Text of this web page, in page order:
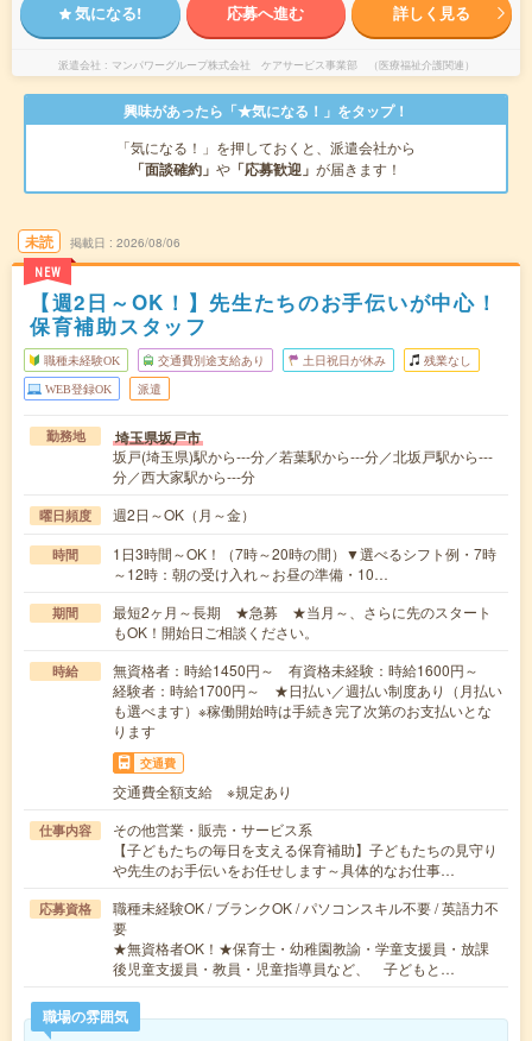
気になる! 応募へ進む 詳しく見る
派遣会社 マンパワーグループ株式会社 ケアサービス事業部 （医療福祉介護関連）
興味があったら「★気になる！」をタップ！
「気になる！」を押しておくと、派遣会社から
「面談確約」 や 「応募歓迎」 が届きます！
未読
NEW
掲載日 2026/08/06
【週2日～OK！】先生たちのお手伝いが中心！
保育補助スタッフ
職種未経験OK 交通費別途支給あり 土日祝日が休み 残業なし
WEB登録OK 派遣
勤務地 埼玉県坂戸市
坂戸(埼玉県)駅から---分／若葉駅から---分／北坂戸駅から---
分／西大家駅から---分
曜日頻度 週2日～OK（月～金）
時間
1日3時間～OK！（7時～20時の間）▼選べるシフト例・7時
～12時：朝の受け入れ～お昼の準備・10…
期間
最短2ヶ月～長期 ★急募 ★当月～、さらに先のスタート
もOK！開始日ご相談ください。
時給
無資格者：時給1450円～ 有資格未経験：時給1600円～
経験者：時給1700円～ ★日払い／週払い制度あり（月払い
も選べます）※稼働開始時は手続き完了次第のお支払いとな
ります
交通費
交通費全額支給 ※規定あり
仕事内容
その他営業・販売・サービス系
【子どもたちの毎日を支える保育補助】子どもたちの見守り
や先生のお手伝いをお任せします～具体的なお仕事…
応募資格
職種未経験OK / ブランクOK / パソコンスキル不要 / 英語力不
要
★無資格者OK！★保育士・幼稚園教諭・学童支援員・放課
後児童支援員・教員・児童指導員など、 子どもと…
職場の雰囲気